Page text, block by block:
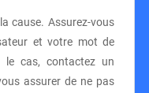
cause. Assurez-vous
et votre mot de
le cas, contactez un
assurer de ne pas